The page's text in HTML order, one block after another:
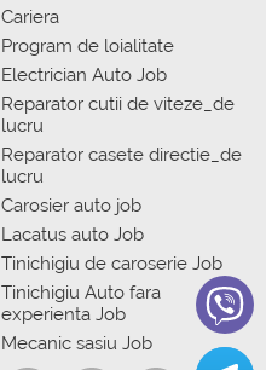
Cariera
Program de loialitate
Electrician Auto Job
Reparator cutii de viteze_de
lucru
Reparator casete directie_de
lucru
Carosier auto job
Lacatus auto Job
Tinichigiu de caroserie Job
Tinichigiu Auto fara
experienta Job
Mecanic sasiu Job